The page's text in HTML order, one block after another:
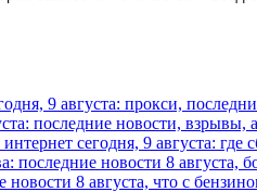
9 августа: прокси,
последние новости, взрывы,
сегодня, 9 августа: где
последние новости 8 августа,
8 августа, что с